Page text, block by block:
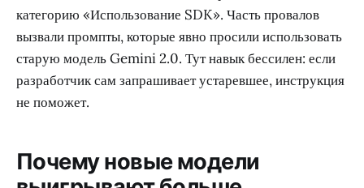
категорию «Использование SDK». Часть провалов
вызвали промпты, которые явно просили использовать
старую модель Gemini 2.0. Тут навык бессилен: если
разработчик сам запрашивает устаревшее, инструкция
не поможет.
Почему новые модели